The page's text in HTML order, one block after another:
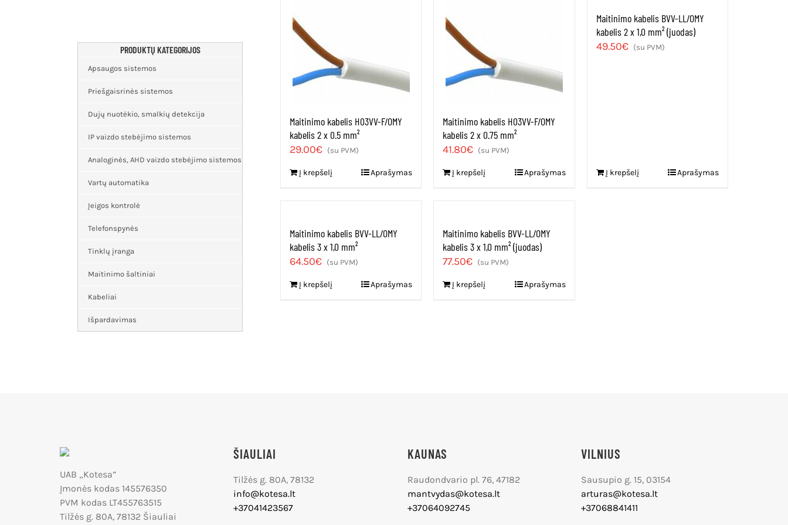
Maitinimo kabelis H03VV-F/OMY
kabelis 2 x 0.5 mm²
29.00€ (su PVM)
Į krepšelį Aprašymas
Maitinimo kabelis H03VV-F/OMY
kabelis 2 x 0.75 mm²
41.80€ (su PVM)
Į krepšelį Aprašymas
Maitinimo kabelis BVV-LL/OMY
kabelis 2 x 1,0 mm² (juodas)
49.50€ (su PVM)
Į krepšelį Aprašymas
Maitinimo kabelis BVV-LL/OMY
kabelis 3 x 1,0 mm²
64.50€ (su PVM)
Į krepšelį Aprašymas
Maitinimo kabelis BVV-LL/OMY
kabelis 3 x 1,0 mm² (juodas)
77.50€ (su PVM)
Į krepšelį Aprašymas
PRODUKTŲ KATEGORIJOS
Apsaugos sistemos
Priešgaisrinės sistemos
Dujų nuotėkio, smalkių detekcija
IP vaizdo stebėjimo sistemos
Analoginės, AHD vaizdo stebėjimo sistemos
Vartų automatika
Įeigos kontrolė
Telefonspynės
Tinklų įranga
Maitinimo šaltiniai
Kabeliai
Išpardavimas
UAB „Kotesa”
Įmonės kodas 145576350
PVM kodas LT455763515
Tilžės g. 80A, 78132 Šiauliai
ŠIAULIAI
Tilžės g. 80A, 78132
info@kotesa.lt
+37041423567
KAUNAS
Raudondvario pl. 76, 47182
mantvydas@kotesa.lt
+37064092745
VILNIUS
Sausupio g. 15, 03154
arturas@kotesa.lt
+37068841411